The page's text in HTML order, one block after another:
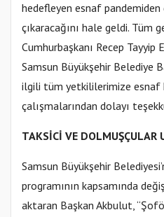
hedefleyen esnaf pandemiden
çıkaracağını hale geldi. Tüm
Cumhurbaşkanı Recep
Samsun Büyükşehir Belediye
ilgili tüm yetkililerimize esnaf
çalışmalarından dolayı
TAKSİCİ VE
Samsun Büyükşehir
programının kapsamında
aktaran Başkan Akbulut,